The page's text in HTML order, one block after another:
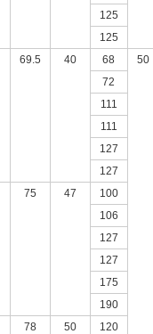
125
125
69.5 40 68
50
72
111
111
127
127
75 47
100
106
127
127
175
190
78 50
120